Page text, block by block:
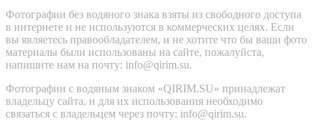
Фотографии без водяного знака взяты из свободного доступа
в интернете и не используются в коммерческих целях. Если
вы являетесь правообладателем, и не хотите что бы ваши фото
материалы были использованы на сайте, пожалуйста,
напишите нам на почту: info@qirim.su.
Фотографии с водяным знаком «QIRIM.SU» принадлежат
владельцу сайта, и для их использования необходимо
связаться c владельцем через почту: info@qirim.su.